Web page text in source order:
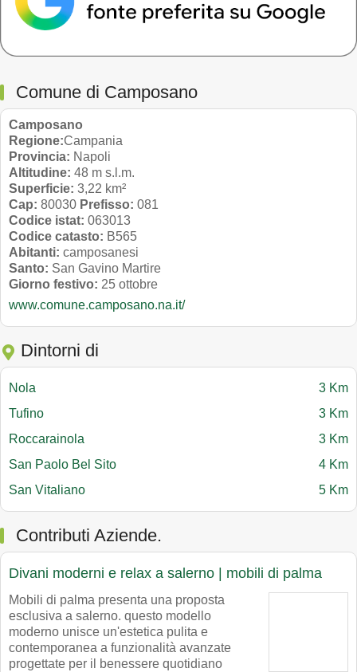
Comune di Camposano
Camposano
Regione:Campania
Provincia: Napoli
Altitudine: 48 m s.l.m.
Superficie: 3,22 km²
Cap: 80030 Prefisso: 081
Codice istat: 063013
Codice catasto: B565
Abitanti: camposanesi
Santo: San Gavino Martire
Giorno festivo: 25 ottobre
www.comune.camposano.na.it/
Dintorni di
Nola
3 Km
Tufino
3 Km
Roccarainola
3 Km
San Paolo Bel Sito
4 Km
San Vitaliano
5 Km
Contributi Aziende.
Divani moderni e relax a salerno | mobili di palma
Mobili di palma presenta una proposta
esclusiva a salerno. questo modello
moderno unisce un'estetica pulita e
contemporanea a funzionalità avanzate
progettate per il benessere quotidiano